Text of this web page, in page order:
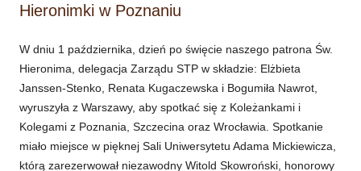
Hieronimki w Poznaniu
W dniu 1 października, dzień po święcie naszego patrona Św.
Hieronima, delegacja Zarządu STP w składzie: Elżbieta
Janssen-Stenko, Renata Kugaczewska i Bogumiła Nawrot,
wyruszyła z Warszawy, aby spotkać się z Koleżankami i
Kolegami z Poznania, Szczecina oraz Wrocławia. Spotkanie
miało miejsce w pięknej Sali Uniwersytetu Adama Mickiewicza,
którą zarezerwował niezawodny Witold Skowroński, honorowy